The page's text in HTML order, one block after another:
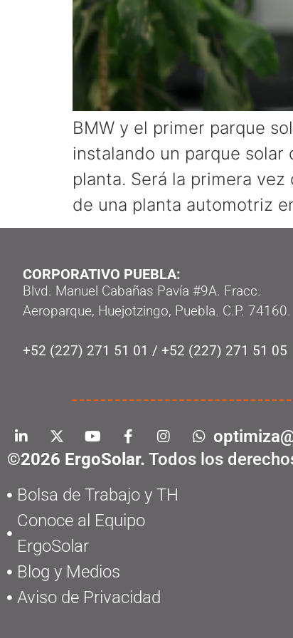
BMW y el primer parque
instalando un parque solar
planta. Será la primera
de una planta automotriz
CORPORATIVO PUEBLA:
Blvd. Manuel Cabañas Pavía #9A. Fracc.
Aeroparque, Huejotzingo, Puebla. C.P. 74160.
+52 (227) 271 51 01 / +52 (227) 271 51 05
©2026 ErgoSolar. Todos los
Bolsa de Trabajo y TH
Conoce al Equipo
ErgoSolar
Blog y Medios
Aviso de Privacidad